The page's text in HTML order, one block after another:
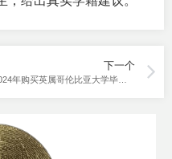
下一个
2024年购买英属哥伦比亚大学毕业证有哪些选择？